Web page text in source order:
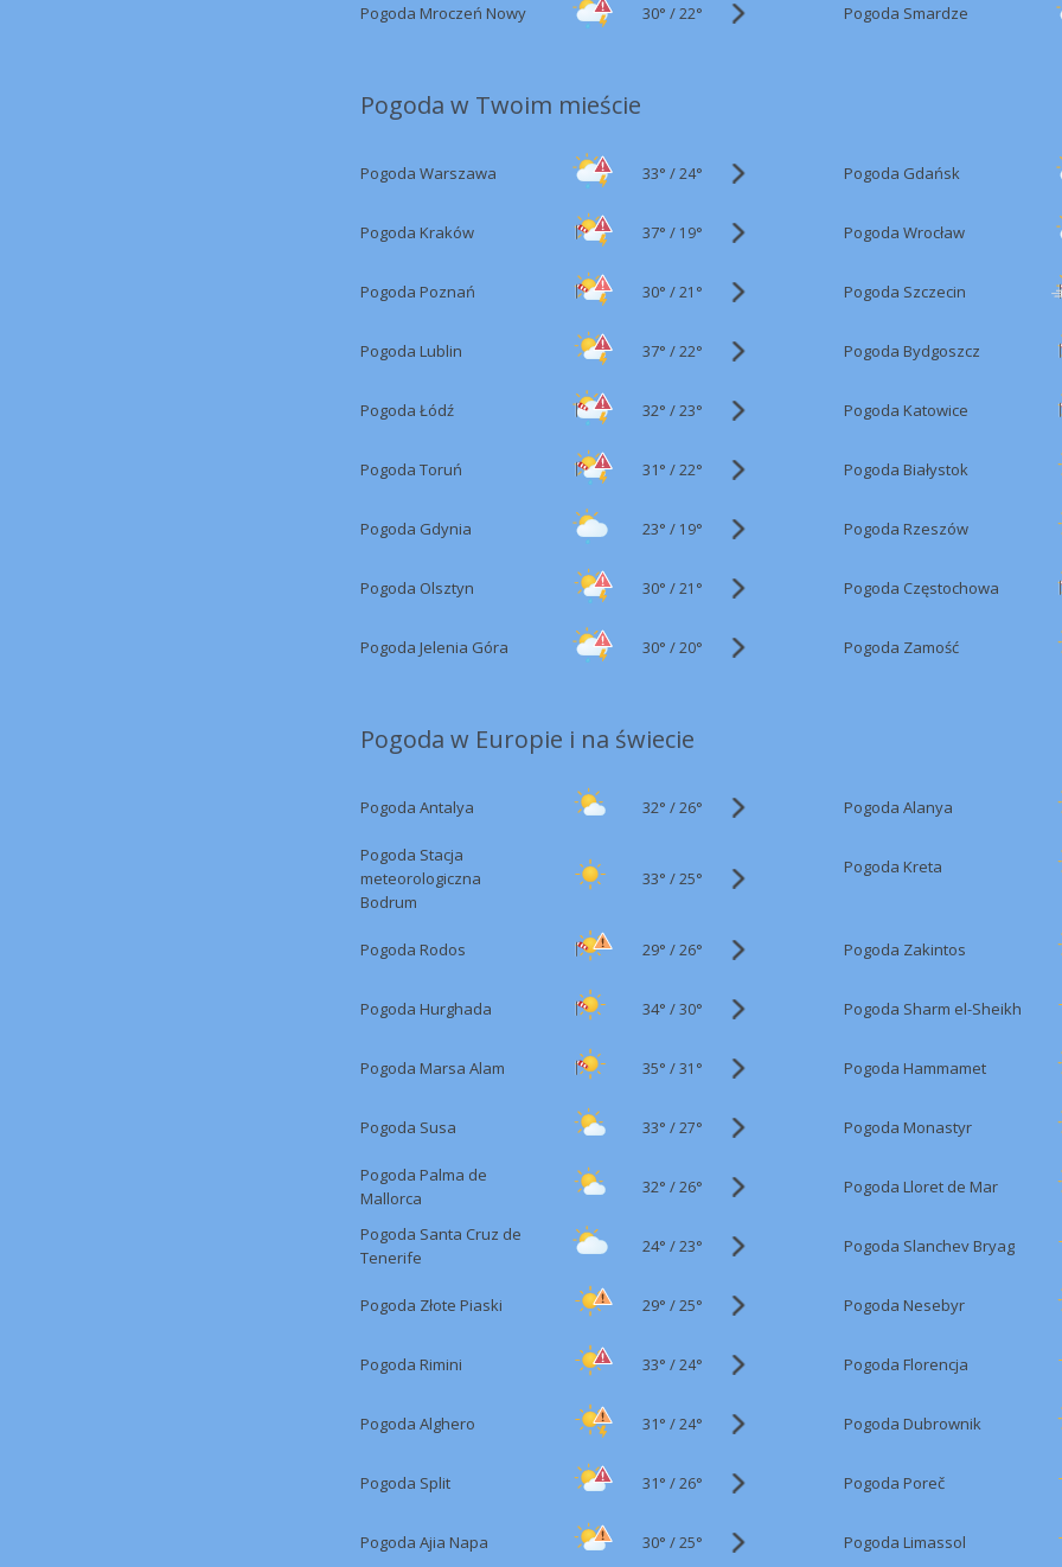
Pogoda Mroczeń Nowy 30° /22° Pogoda Smardze
Pogoda w Twoim mieście
Pogoda Warszawa 33° /24° Pogoda Gdańsk
Pogoda Kraków 37° / 19° Pogoda Wrocław
Pogoda Poznań 30° /21° Pogoda Szczecin
Pogoda Lublin 37° /22° Pogoda Bydgoszcz
Pogoda Łódź 32° /23° Pogoda Katowice
Pogoda Toruń 31° /22° Pogoda Białystok
Pogoda Gdynia 23° / 19° Pogoda Rzeszów
Pogoda Olsztyn 30° /21° Pogoda Częstochowa
Pogoda Jelenia Góra 30° /20° Pogoda Zamość
Pogoda w Europie i na świecie
Pogoda Antalya 32° /26° Pogoda Alanya
Pogoda Stacja
meteorologiczna
Bodrum
33° /25°
Pogoda Kreta
Pogoda Rodos 29° /26° Pogoda Zakintos
Pogoda Hurghada 34° /30° Pogoda Sharm el-Sheikh
Pogoda Marsa Alam 35° /31° Pogoda Hammamet
Pogoda Susa 33° /27° Pogoda Monastyr
Pogoda Palma de
Mallorca
32° /26° Pogoda Lloret de Mar
Pogoda Santa Cruz de
Tenerife
24° /23° Pogoda Slanchev Bryag
Pogoda Złote Piaski 29° /25° Pogoda Nesebyr
Pogoda Rimini 33° /24° Pogoda Florencja
Pogoda Alghero 31° /24° Pogoda Dubrownik
Pogoda Split 31° /26° Pogoda Poreč
Pogoda Ajia Napa 30° /25° Pogoda Limassol